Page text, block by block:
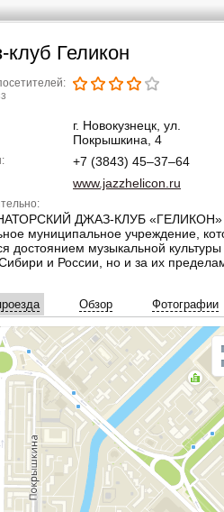
клуб Геликон
г. Новокузнецк, ул.
Покрышкина, 4
+7 (3843) 45‒37‒64
www.jazzhelicon.ru
ДЖАЗ-КЛУБ
муниципальное учреждение,
достоянием музыкальной
и России, но и за их
Обзор Фотографии